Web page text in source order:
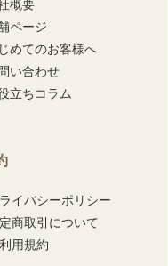
ます！
ズ ロサーセン RO
ホワイト系 ボーダ
レンジ×赤 ニット
ル フリース】 を
います！
スゴルフ BEAM
ビッグポケット
をお買い上げ!!あり
概要
ページ
めてのお客様へ
い合わせ
立ちコラム
イバシーポリシー
商取引について
用規約